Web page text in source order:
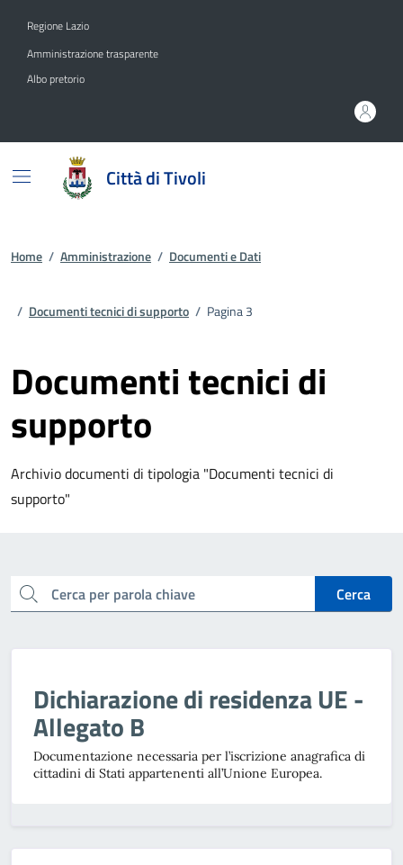
Regione Lazio
Amministrazione trasparente
Albo pretorio
Città di Tivoli
Home / Amministrazione / Documenti e Dati
/ Documenti tecnici di supporto / Pagina 3
Documenti tecnici di
supporto
Archivio documenti di tipologia "Documenti tecnici di
supporto"
cerca Cerca
Dichiarazione di residenza UE -
Allegato B
Documentazione necessaria per l’iscrizione anagrafica di
cittadini di Stati appartenenti all’Unione Europea.